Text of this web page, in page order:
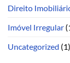
Direito
Imóvel Irregular
Uncategorized (1)